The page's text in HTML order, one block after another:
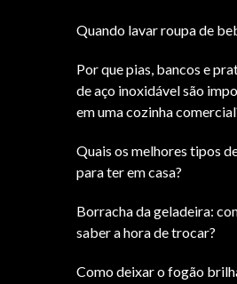
Quando lavar roupa de
Por que pias, bancos e
de aço inoxidável são
em uma cozinha
Quais os melhores tipos
para ter em casa?
Borracha da geladeira:
saber a hora de trocar?
Como deixar o fogão